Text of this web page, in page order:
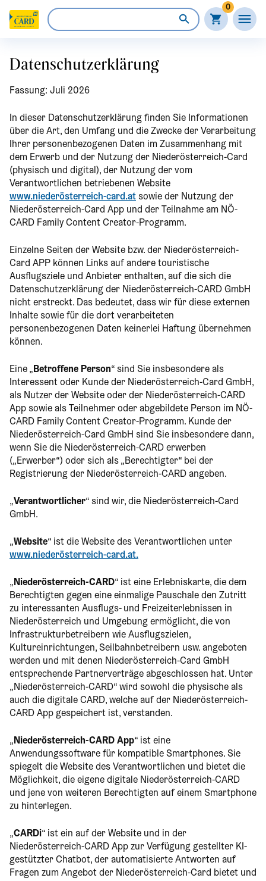
0
Datenschutzerklärung
Fassung: Juli 2026
In dieser Datenschutzerklärung finden Sie Informationen
über die Art, den Umfang und die Zwecke der Verarbeitung
Ihrer personenbezogenen Daten im Zusammenhang mit
dem Erwerb und der Nutzung der Niederösterreich-Card
(physisch und digital), der Nutzung der vom
Verantwortlichen betriebenen Website
www.niederösterreich-card.at sowie der Nutzung der
Niederösterreich-Card App und der Teilnahme am NÖ-
CARD Family Content Creator-Programm.
Einzelne Seiten der Website bzw. der Niederösterreich-
Card APP können Links auf andere touristische
Ausflugsziele und Anbieter enthalten, auf die sich die
Datenschutzerklärung der Niederösterreich-CARD GmbH
nicht erstreckt. Das bedeutet, dass wir für diese externen
Inhalte sowie für die dort verarbeiteten
personenbezogenen Daten keinerlei Haftung übernehmen
können.
Eine „ Betroffene Person“ sind Sie insbesondere als
Interessent oder Kunde der Niederösterreich-Card GmbH,
als Nutzer der Website oder der Niederösterreich-CARD
App sowie als Teilnehmer oder abgebildete Person im NÖ-
CARD Family Content Creator-Programm. Kunde der
Niederösterreich-Card GmbH sind Sie insbesondere dann,
wenn Sie die Niederösterreich-CARD erwerben
(„Erwerber“) oder sich als „Berechtigter“ bei der
Registrierung der Niederösterreich-CARD angeben.
„Verantwortlicher“ sind wir, die Niederösterreich-Card
GmbH.
„Website“ ist die Website des Verantwortlichen unter
www.niederösterreich-card.at.
„ Niederösterreich-CARD“ ist eine Erlebniskarte, die dem
Berechtigten gegen eine einmalige Pauschale den Zutritt
zu interessanten Ausflugs- und Freizeiterlebnissen in
Niederösterreich und Umgebung ermöglicht, die von
Infrastrukturbetreibern wie Ausflugszielen,
Kultureinrichtungen, Seilbahnbetreibern usw. angeboten
werden und mit denen Niederösterreich-Card GmbH
entsprechende Partnerverträge abgeschlossen hat. Unter
„Niederösterreich-CARD“ wird sowohl die physische als
auch die digitale CARD, welche auf der Niederösterreich-
CARD App gespeichert ist, verstanden.
„ Niederösterreich-CARD App“ ist eine
Anwendungssoftware für kompatible Smartphones. Sie
spiegelt die Website des Verantwortlichen und bietet die
Möglichkeit, die eigene digitale Niederösterreich-CARD
und jene von weiteren Berechtigten auf einem Smartphone
zu hinterlegen.
„CARDi“ ist ein auf der Website und in der
Niederösterreich-CARD App zur Verfügung gestellter KI-
gestützter Chatbot, der automatisierte Antworten auf
Fragen zum Angebot der Niederösterreich-Card bietet und